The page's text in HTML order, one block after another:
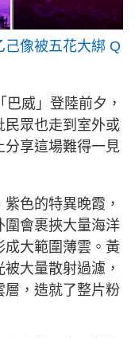
己像被五花大綁 Q
威」登陸前夕，
民眾也走到室外或
分享這場難得一見
色的特異晚霞，
圍會裹挾大量海洋
大範圍薄雲。黃
大量散射過濾，
層，造就了整片粉